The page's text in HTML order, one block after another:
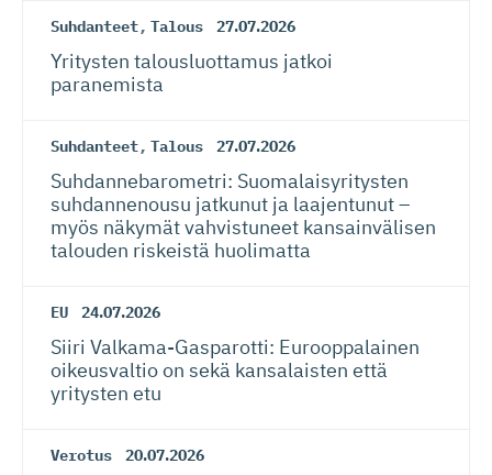
Suhdanteet, Talous 27.07.2026
Yritysten talousluottamus jatkoi
paranemista
Suhdanteet, Talous 27.07.2026
Suhdanneba­ro­metri: Suomalaisy­ri­tysten
suhdannenousu jatkunut ja laajentunut –
myös näkymät vahvistuneet kansainvälisen
talouden riskeistä huolimatta
EU 24.07.2026
Siiri Valkama-Gas­pa­rotti: Eurooppalainen
oikeusvaltio on sekä kansalaisten että
yritysten etu
Verotus 20.07.2026